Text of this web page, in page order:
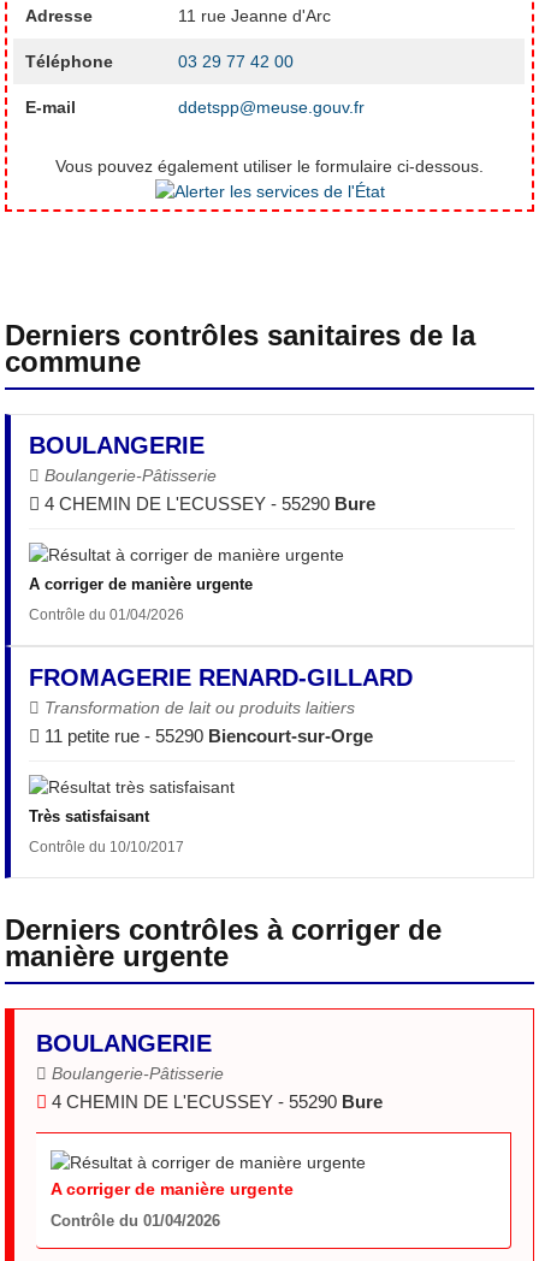
Adresse 11 rue Jeanne d'Arc
Téléphone 03 29 77 42 00
E-mail ddetspp@meuse.gouv.fr
Vous pouvez également utiliser le formulaire ci-dessous.
Derniers contrôles sanitaires de la
commune
BOULANGERIE
Boulangerie-Pâtisserie
4 CHEMIN DE L'ECUSSEY - 55290 Bure
A corriger de manière urgente
Contrôle du 01/04/2026
FROMAGERIE RENARD-GILLARD
Transformation de lait ou produits laitiers
11 petite rue - 55290 Biencourt-sur-Orge
Très satisfaisant
Contrôle du 10/10/2017
Derniers contrôles à corriger de
manière urgente
BOULANGERIE
Boulangerie-Pâtisserie
4 CHEMIN DE L'ECUSSEY - 55290 Bure
A corriger de manière urgente
Contrôle du 01/04/2026